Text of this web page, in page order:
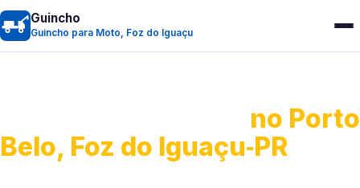
Guincho
Guincho para Moto, Foz do Iguaçu
no Porto
Belo, Foz do Iguaçu‑PR